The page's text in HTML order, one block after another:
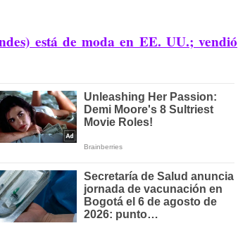
está de moda en EE. UU.; vendió